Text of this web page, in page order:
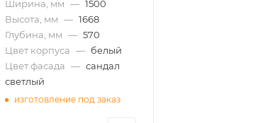
Ширина, мм — 1500
Высота, мм — 1668
Глубина, мм — 570
Цвет корпуса — белый
Цвет фасада — сандал
светлый
изготовление под заказ